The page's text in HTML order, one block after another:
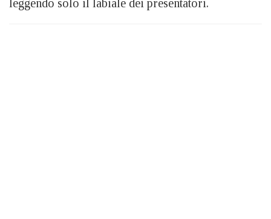
leggendo solo il labiale dei presentatori.